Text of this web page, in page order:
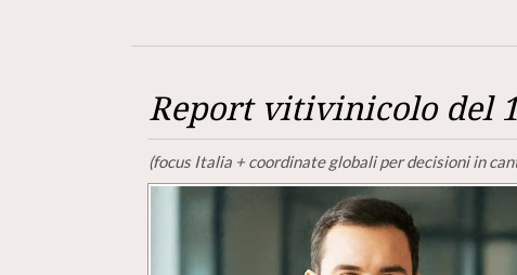
Report vitivinicolo del
(focus Italia + coordinate globali per decisioni in